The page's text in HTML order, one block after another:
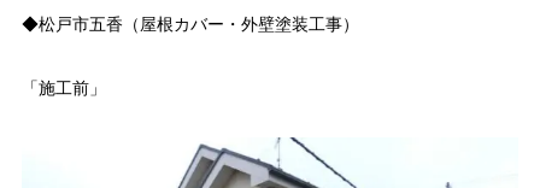
◆松戸市五香（屋根カバー・外壁塗装工事）
「施工前」